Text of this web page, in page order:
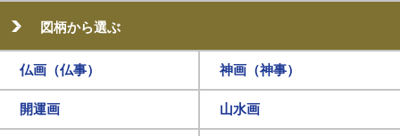
図柄から選ぶ
仏画（仏事） 神画（神事）
開運画 山水画